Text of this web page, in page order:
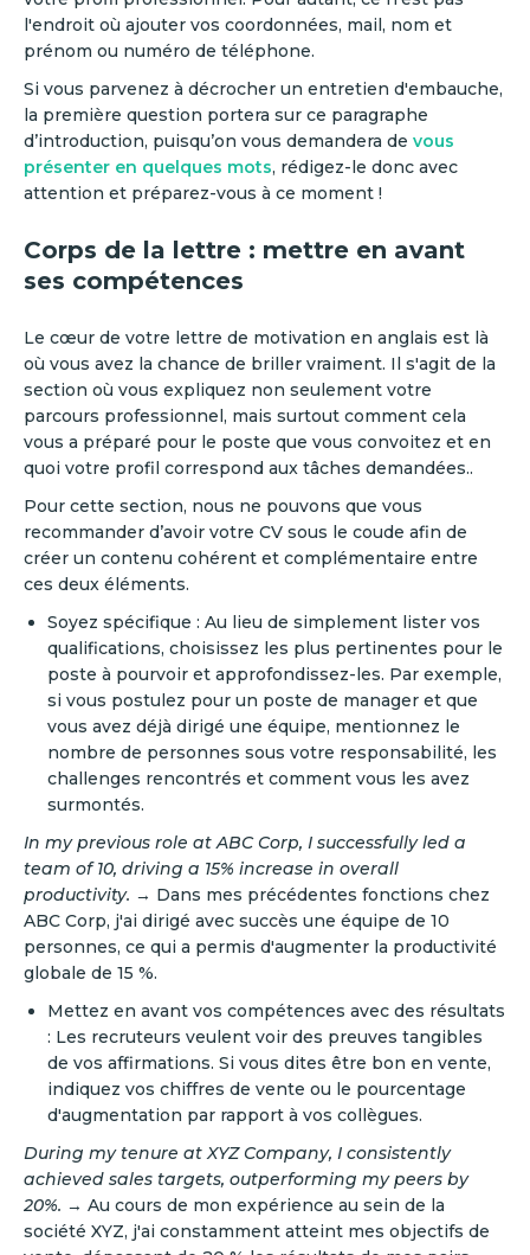
l'endroit où ajouter vos coordonnées, mail, nom et
prénom ou numéro de téléphone.
Si vous parvenez à décrocher un entretien d'embauche,
la première question portera sur ce paragraphe
d’introduction, puisqu’on vous demandera de vous
présenter en quelques mots, rédigez-le donc avec
attention et préparez-vous à ce moment !
Corps de la lettre : mettre en avant
ses compétences
Le cœur de votre lettre de motivation en anglais est là
où vous avez la chance de briller vraiment. Il s'agit de la
section où vous expliquez non seulement votre
parcours professionnel, mais surtout comment cela
vous a préparé pour le poste que vous convoitez et en
quoi votre profil correspond aux tâches demandées..
Pour cette section, nous ne pouvons que vous
recommander d’avoir votre CV sous le coude afin de
créer un contenu cohérent et complémentaire entre
ces deux éléments.
Soyez spécifique : Au lieu de simplement lister vos
qualifications, choisissez les plus pertinentes pour le
poste à pourvoir et approfondissez-les. Par exemple,
si vous postulez pour un poste de manager et que
vous avez déjà dirigé une équipe, mentionnez le
nombre de personnes sous votre responsabilité, les
challenges rencontrés et comment vous les avez
surmontés.
In my previous role at ABC Corp, I successfully led a
team of 10, driving a 15% increase in overall
productivity. → Dans mes précédentes fonctions chez
ABC Corp, j'ai dirigé avec succès une équipe de 10
personnes, ce qui a permis d'augmenter la productivité
globale de 15 %.
Mettez en avant vos compétences avec des résultats
: Les recruteurs veulent voir des preuves tangibles
de vos affirmations. Si vous dites être bon en vente,
indiquez vos chiffres de vente ou le pourcentage
d'augmentation par rapport à vos collègues.
During my tenure at XYZ Company, I consistently
achieved sales targets, outperforming my peers by
20%. → Au cours de mon expérience au sein de la
société XYZ, j'ai constamment atteint mes objectifs de